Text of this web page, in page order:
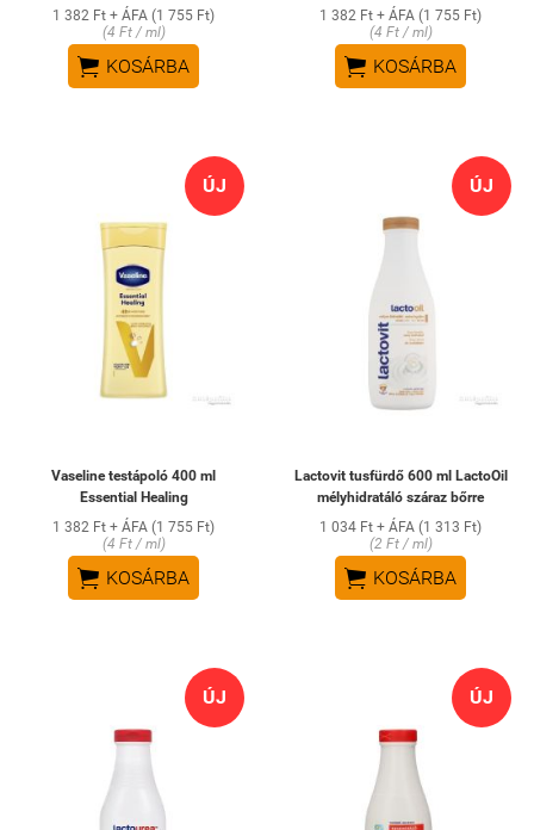
1 382 Ft + ÁFA (1 755 Ft)
(4 Ft / ml)
 KOSÁRBA
1 382 Ft + ÁFA (1 755 Ft)
(4 Ft / ml)
 KOSÁRBA
ÚJ
Vaseline testápoló 400 ml
Essential Healing
1 382 Ft + ÁFA (1 755 Ft)
(4 Ft / ml)
 KOSÁRBA
ÚJ
Lactovit tusfürdő 600 ml LactoOil
mélyhidratáló száraz bőrre
1 034 Ft + ÁFA (1 313 Ft)
(2 Ft / ml)
 KOSÁRBA
ÚJ ÚJ